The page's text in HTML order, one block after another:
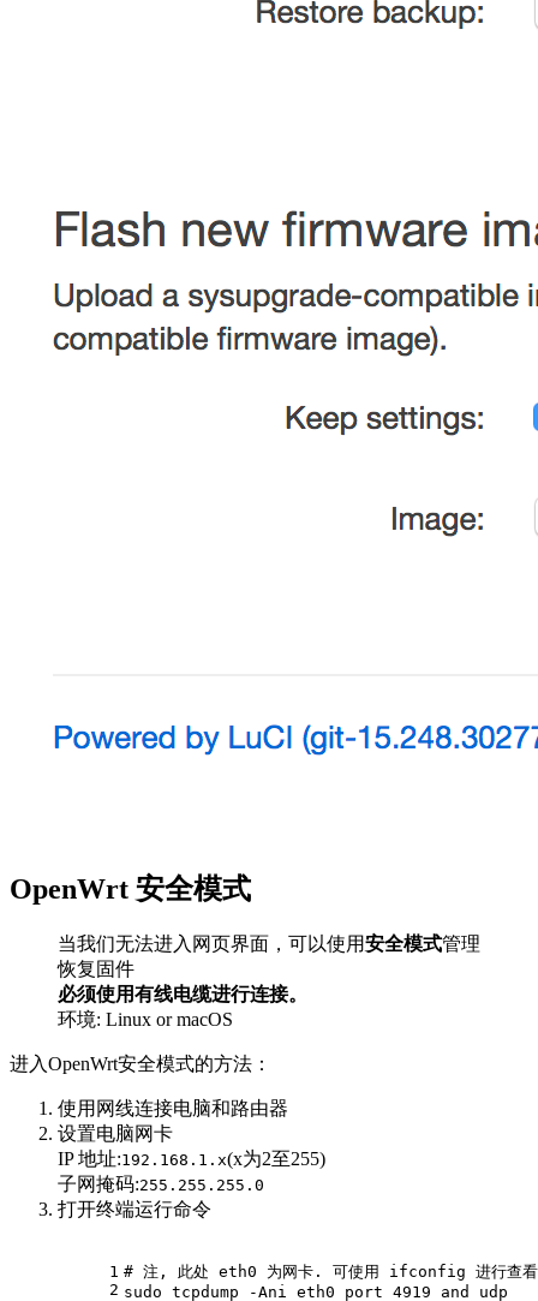
OpenWrt 安全模式
当我们无法进入网页界面，可以使用安全模式管理
恢复固件
必须使用有线电缆进行连接。
环境: Linux or macOS
进入OpenWrt安全模式的方法：
使用网线连接电脑和路由器
设置电脑网卡
IP 地址:192.168.1.x(x为2至255)
子网掩码:255.255.255.0
打开终端运行命令
1
2
# 注, 此处 eth0 为网卡. 可使用 ifconfig 进行查看
sudo tcpdump -Ani eth0 port 4919 and udp